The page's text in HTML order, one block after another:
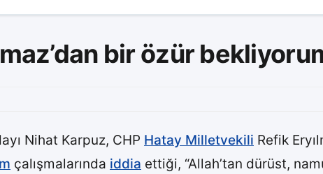
bir özür
Nihat Karpuz, CHP Hatay Milletvekili Refik
çalışmalarında iddia ettiği, “Allah’tan dürüst,